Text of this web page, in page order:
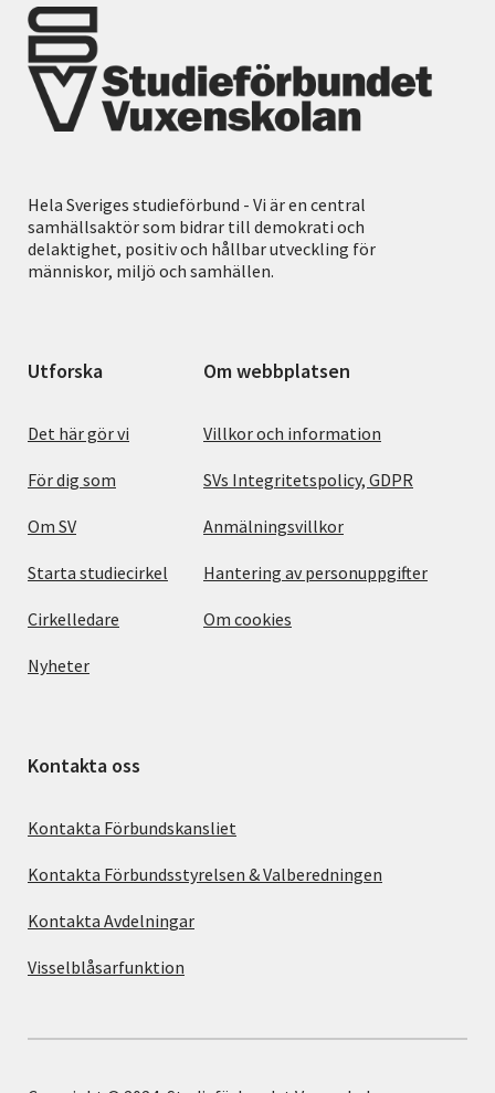
Hela Sveriges studieförbund - Vi är en central
samhällsaktör som bidrar till demokrati och
delaktighet, positiv och hållbar utveckling för
människor, miljö och samhällen.
Utforska
Det här gör vi
För dig som
Om SV
Starta studiecirkel
Cirkelledare
Nyheter
Om webbplatsen
Villkor och information
SVs Integritetspolicy, GDPR
Anmälningsvillkor
Hantering av personuppgifter
Om cookies
Kontakta oss
Kontakta Förbundskansliet
Kontakta Förbundsstyrelsen & Valberedningen
Kontakta Avdelningar
Visselblåsarfunktion